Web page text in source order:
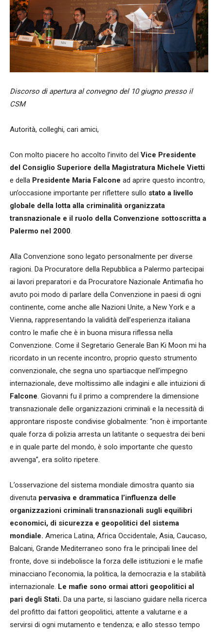
Discorso di apertura al convegno del 10 giugno presso il
CSM
Autorità, colleghi, cari amici,
Con molto piacere ho accolto l’invito del Vice Presidente
del Consiglio Superiore della Magistratura Michele Vietti
e della Presidente Maria Falcone ad aprire questo incontro,
un’occasione importante per riflettere sullo stato a livello
globale della lotta alla criminalità organizzata
transnazionale e il ruolo della Convenzione sottoscritta a
Palermo nel 2000.
Alla Convenzione sono legato personalmente per diverse
ragioni. Da Procuratore della Repubblica a Palermo partecipai
ai lavori preparatori e da Procuratore Nazionale Antimafia ho
avuto poi modo di parlare della Convenzione in paesi di ogni
continente, come anche alle Nazioni Unite, a New York e a
Vienna, rappresentando la validità dell’esperienza italiana
contro le mafie che è in buona misura riflessa nella
Convenzione. Come il Segretario Generale Ban Ki Moon mi ha
ricordato in un recente incontro, proprio questo strumento
convenzionale, che segna uno spartiacque nell’impegno
internazionale, deve moltissimo alle indagini e alle intuizioni di
Falcone. Giovanni fu il primo a comprendere la dimensione
transnazionale delle organizzazioni criminali e la necessità di
approntare risposte condivise globalmente: “non è importante
quale forza di polizia arresta un latitante o sequestra dei beni
e in quale parte del mondo, è solo importante che questo
avvenga”, era solito ripetere.
L’osservazione del sistema mondiale dimostra quanto sia
divenuta pervasiva e drammatica l’influenza delle
organizzazioni criminali transnazionali sugli equilibri
economici, di sicurezza e geopolitici del sistema
mondiale. America Latina, Africa Occidentale, Asia, Caucaso,
Balcani, Grande Mediterraneo sono fra le principali linee del
fronte, dove si indebolisce la forza delle istituzioni e le mafie
minacciano l’economia, la politica, la democrazia e la stabilità
internazionale. Le mafie sono ormai attori geopolitici al
pari degli Stati. Da una parte, si lasciano guidare nella ricerca
del profitto dai fattori geopolitici, attente a valutarne e a
servirsi di ogni mutamento e tendenza; e allo stesso tempo